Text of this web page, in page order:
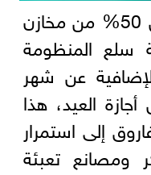
إضافة إلى استمرار تشغيل 50% من مخازن
سلع المنظومة
عن شهر
العيد، هذا
إلى استمرار
ومصانع تعبئة